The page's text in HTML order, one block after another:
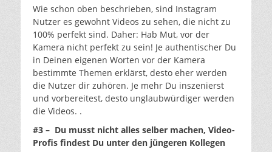
Wie schon oben beschrieben, sind Instagram
Nutzer es gewohnt Videos zu sehen, die nicht zu
100% perfekt sind. Daher: Hab Mut, vor der
Kamera nicht perfekt zu sein! Je authentischer Du
in Deinen eigenen Worten vor der Kamera
bestimmte Themen erklärst, desto eher werden
die Nutzer dir zuhören. Je mehr Du inszenierst
und vorbereitest, desto unglaubwürdiger werden
die Videos. .
#3 – Du musst nicht alles selber machen, Video-
Profis findest Du unter den jüngeren Kollegen